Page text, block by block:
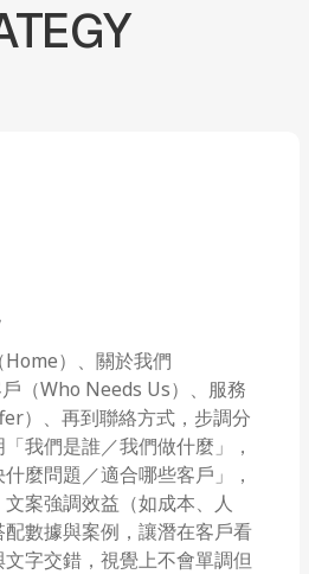
）、關於我們
（Who Needs Us）、服務
）、再到聯絡方式，步調分
我們是誰／我們做什麼」，
麼問題／適合哪些客戶」，
案強調效益（如成本、人
數據與案例，讓潛在客戶看
字交錯，視覺上不會單調但